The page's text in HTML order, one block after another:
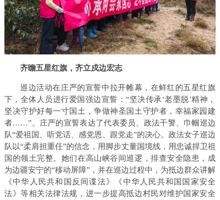
齐瞻五星红旗，齐立戍边宏志
巡边活动在庄严的宣誓中拉开帷幕，在鲜红的五星红旗
下，全体人员进行爱国强边宣誓：“坚决传承‘老墨脱’精神，
坚决守护好每一寸国土，争做神圣国土守护者，幸福家园建
者……”。庄严的宣誓表达了代表委员、政法干警、巾帼巡边
队“爱祖国、听党话、感党恩、跟党走”的决心。政法女子巡边
队以“柔肩担重任”的信念，用脚步丈量国境线，用忠诚捍卫祖
国的领土完整。她们在高山峡谷间巡逻，排查安全隐患，成
为边疆安宁的“移动屏障”，并在巡边过程中，为抵边群众讲解
《中华人民共和国反间谍法》《中华人民共和国国家安全
法》等相关法律法规，进一步提高抵边村民对维护国家安全